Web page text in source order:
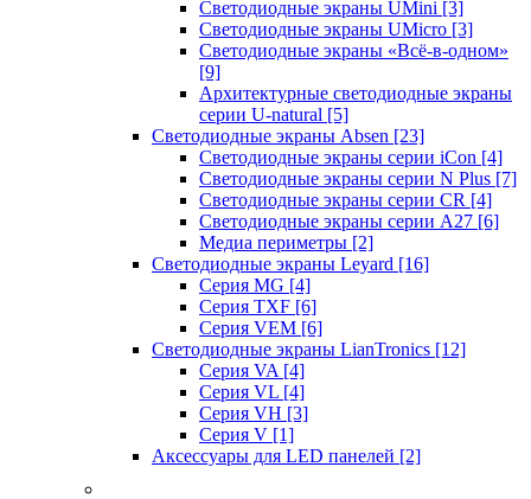
Светодиодные экраны UMini [3]
Светодиодные экраны UMicro [3]
Светодиодные экраны «Всё-в-одном»
[9]
Архитектурные светодиодные экраны
серии U-natural [5]
Светодиодные экраны Absen [23]
Светодиодные экраны серии iCon [4]
Светодиодные экраны серии N Plus [7]
Светодиодные экраны серии CR [4]
Светодиодные экраны серии А27 [6]
Медиа периметры [2]
Светодиодные экраны Leyard [16]
Серия MG [4]
Серия TXF [6]
Серия VEM [6]
Светодиодные экраны LianTronics [12]
Серия VA [4]
Серия VL [4]
Серия VH [3]
Серия V [1]
Аксессуары для LED панелей [2]